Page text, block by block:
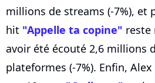
millions de streams (-7%), et
hit "Appelle ta copine" reste
avoir été écouté 2,6 millions
plateformes (-7%). Enfin,